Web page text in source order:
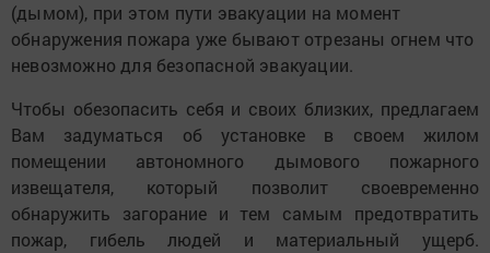
(дымом), при этом пути эвакуации на момент
обнаружения пожара уже бывают отрезаны огнем что
невозможно для безопасной эвакуации.
Чтобы обезопасить себя и своих близких, предлагаем
Вам задуматься об установке в своем жилом
помещении автономного дымового пожарного
извещателя, который позволит своевременно
обнаружить загорание и тем самым предотвратить
пожар, гибель людей и материальный ущерб.